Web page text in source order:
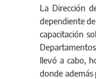
La Dirección
dependiente
capacitación
llevó a cabo,
donde además